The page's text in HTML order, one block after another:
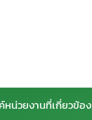
หน่วยงานที่เกี่ยวข้อง